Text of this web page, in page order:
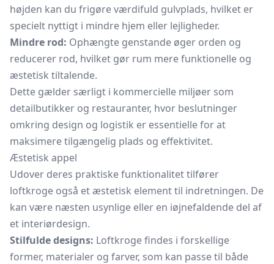
højden kan du frigøre værdifuld gulvplads, hvilket er
specielt nyttigt i mindre hjem eller lejligheder.
Mindre rod: Ophængte genstande øger orden og
reducerer rod, hvilket gør rum mere funktionelle og
æstetisk tiltalende.
Dette gælder særligt i kommercielle miljøer som
detailbutikker og restauranter, hvor beslutninger
omkring design og logistik er essentielle for at
maksimere tilgængelig plads og effektivitet.
Æstetisk appel
Udover deres praktiske funktionalitet tilfører
loftkroge også et æstetisk element til indretningen. De
kan være næsten usynlige eller en iøjnefaldende del af
et interiørdesign.
Stilfulde designs: Loftkroge findes i forskellige
former, materialer og farver, som kan passe til både